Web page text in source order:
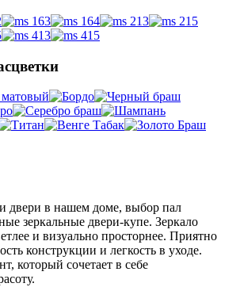
двери в нашем доме, выбор пал
зеркальные двери-купе. Зеркало
и визуально просторнее. Приятно
конструкции и легкость в уходе.
который сочетает в себе